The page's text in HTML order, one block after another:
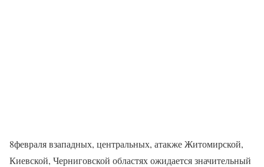
8февраля взападных, центральных, атакже Житомирской,
Киевской, Черниговской областях ожидается значительный